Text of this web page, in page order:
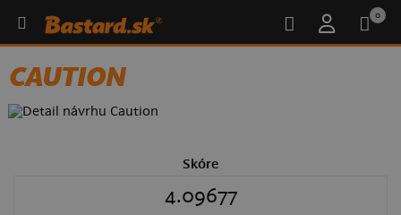
0
CAUTION
Skóre
4.09677